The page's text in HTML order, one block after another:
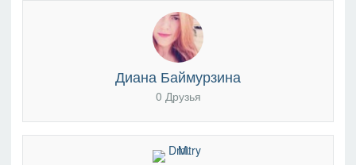
Диана Баймурзина
0 Друзья